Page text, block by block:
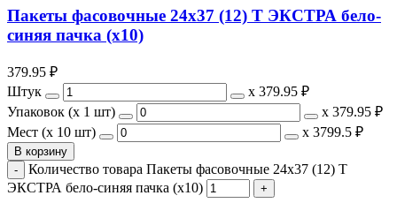
Пакеты фасовочные 24х37 (12) Т ЭКСТРА бело-
синяя пачка (х10)
379.95 ₽
Штук
х 379.95 ₽
Упаковок (x 1 шт)
х 379.95 ₽
Мест (x 10 шт)
х 3799.5 ₽
В корзину
Количество товара Пакеты фасовочные 24х37 (12) Т
ЭКСТРА бело-синяя пачка (х10)